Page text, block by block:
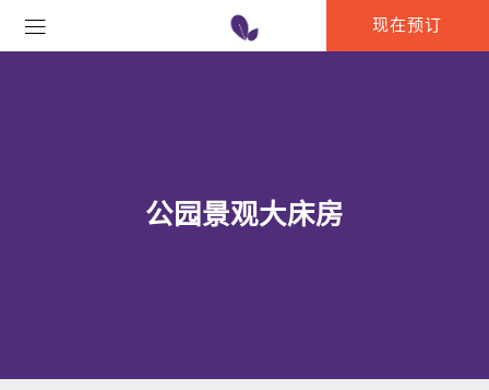
现在预订
公园景观大床房